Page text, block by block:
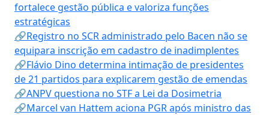
fortalece gestão pública e valoriza funções
estratégicas
🔗Registro no SCR administrado pelo Bacen não se
equipara inscrição em cadastro de inadimplentes
🔗Flávio Dino determina intimação de presidentes
de 21 partidos para explicarem gestão de emendas
🔗ANPV questiona no STF a Lei da Dosimetria
🔗Marcel van Hattem aciona PGR após ministro das